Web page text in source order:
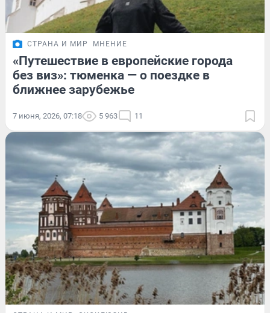
СТРАНА И МИР МНЕНИЕ
«Путешествие в европейские города
без виз»: тюменка — о поездке в
ближнее зарубежье
7 июня, 2026, 07:18 5 963 11